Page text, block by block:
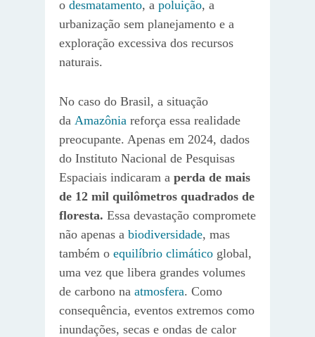
o desmatamento, a poluição, a
urbanização sem planejamento e a
exploração excessiva dos recursos
naturais.
No caso do Brasil, a situação
da Amazônia reforça essa realidade
preocupante. Apenas em 2024, dados
do Instituto Nacional de Pesquisas
Espaciais indicaram a perda de mais
de 12 mil quilômetros quadrados de
floresta. Essa devastação compromete
não apenas a biodiversidade, mas
também o equilíbrio climático global,
uma vez que libera grandes volumes
de carbono na atmosfera. Como
consequência, eventos extremos como
inundações, secas e ondas de calor